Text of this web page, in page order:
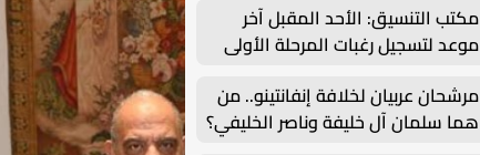
مكتب التنسيق: الأحد المقبل آخر
موعد لتسجيل رغبات المرحلة الأولى
مرشحان عربيان لخلافة إنفانتينو.. من
هما سلمان آل خليفة وناصر الخليفي؟